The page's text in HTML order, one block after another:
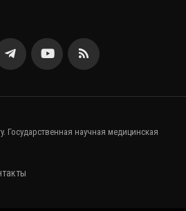
Государственная научная медицинская